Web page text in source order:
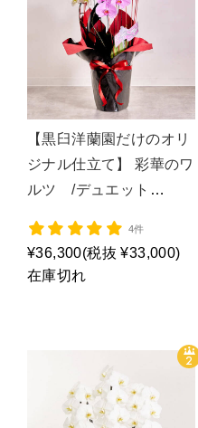
【黒臼洋蘭園だけのオリ
ジナル仕立て】 彩華のワ
ルツ /デュエット
4件
¥36,300(税抜 ¥33,000)
在庫切れ